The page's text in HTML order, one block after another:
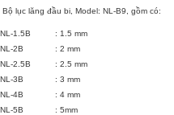
Bộ lục lăng đầu bi, Model: NL-B9, gồm có:
NL-1.5B : 1.5 mm
NL-2B : 2 mm
NL-2.5B : 2.5 mm
NL-3B : 3 mm
NL-4B : 4 mm
NL-5B : 5mm